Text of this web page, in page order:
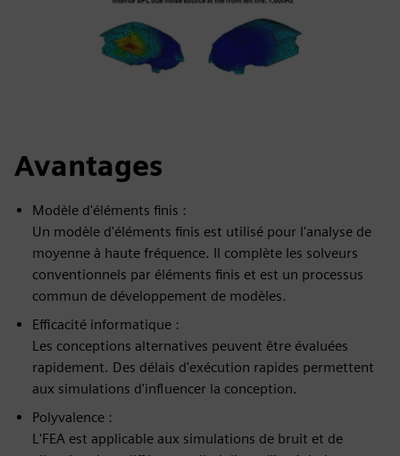
Avantages
Modèle d'éléments finis :
Un modèle d'éléments finis est utilisé pour l'analyse de
moyenne à haute fréquence. Il complète les solveurs
conventionnels par éléments finis et est un processus
commun de développement de modèles.
Efficacité informatique :
Les conceptions alternatives peuvent être évaluées
rapidement. Des délais d'exécution rapides permettent
aux simulations d'influencer la conception.
Polyvalence :
L'FEA est applicable aux simulations de bruit et de